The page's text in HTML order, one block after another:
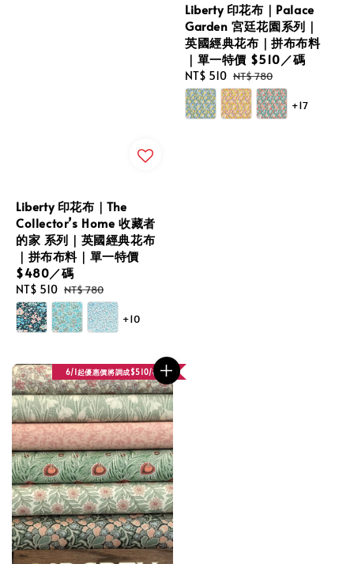
Liberty 印花布｜The
Collector’s Home 收藏者
的家 系列｜英國經典花布
｜拼布布料｜單一特價
$480／碼
Sale
price
NT$ 510 Regular
price
NT$ 780
+10
Liberty 印花布｜Palace
Garden 宮廷花園系列｜
英國經典花布｜拼布布料
｜單一特價 $510／碼
Sale
price
NT$ 510 Regular
price
NT$ 780
+17
6/1起優惠價將調成$510/碼